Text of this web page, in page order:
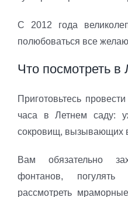
С 2012 года
полюбоваться все
Что посмотреть в
Приготовьтесь
часа в Летнем саду:
сокровищ, вызывающих
Вам обязательно
фонтанов,
рассмотреть